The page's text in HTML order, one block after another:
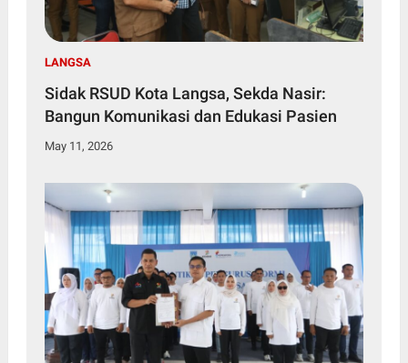
LANGSA
Sidak RSUD Kota Langsa, Sekda Nasir:
Bangun Komunikasi dan Edukasi Pasien
May 11, 2026